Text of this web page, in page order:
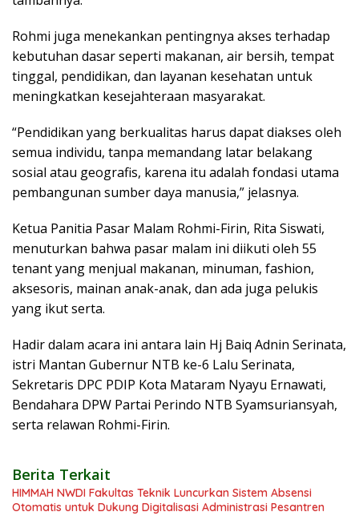
Rohmi juga menekankan pentingnya akses terhadap
kebutuhan dasar seperti makanan, air bersih, tempat
tinggal, pendidikan, dan layanan kesehatan untuk
meningkatkan kesejahteraan masyarakat.
“Pendidikan yang berkualitas harus dapat diakses oleh
semua individu, tanpa memandang latar belakang
sosial atau geografis, karena itu adalah fondasi utama
pembangunan sumber daya manusia,” jelasnya.
Ketua Panitia Pasar Malam Rohmi-Firin, Rita Siswati,
menuturkan bahwa pasar malam ini diikuti oleh 55
tenant yang menjual makanan, minuman, fashion,
aksesoris, mainan anak-anak, dan ada juga pelukis
yang ikut serta.
Hadir dalam acara ini antara lain Hj Baiq Adnin Serinata,
istri Mantan Gubernur NTB ke-6 Lalu Serinata,
Sekretaris DPC PDIP Kota Mataram Nyayu Ernawati,
Bendahara DPW Partai Perindo NTB Syamsuriansyah,
serta relawan Rohmi-Firin.
Berita Terkait
HIMMAH NWDI Fakultas Teknik Luncurkan Sistem Absensi
Otomatis untuk Dukung Digitalisasi Administrasi Pesantren